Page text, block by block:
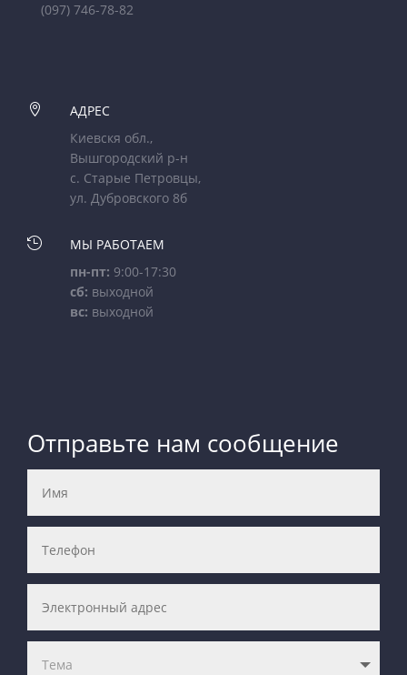
(097) 746-78-82

АДРЕС
Киевскя обл.,
Вышгородский р-н
с. Старые Петровцы,
ул. Дубровского 8б

МЫ РАБОТАЕМ
пн-пт: 9:00-17:30
сб: выходной
вс: выходной
Отправьте нам сообщение